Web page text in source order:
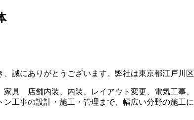
誠にありがとうございます。弊社は東京都江戸川
具 店舗内装、内装、レイアウト変更、電気工事
工事の設計・施工・管理まで、幅広い分野の施工